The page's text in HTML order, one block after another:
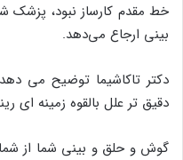
خط مقدم کارساز نبود،
بینی ارجاع می‌دهد.
دکتر تاکاشیما توضیح می
دقیق تر علل بالقوه زمینه ای
گوش و حلق و بینی شما از شما